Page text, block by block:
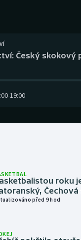
Český skokový
-19:00
roku
před 9 hod